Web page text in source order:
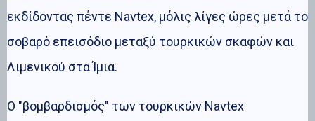
εκδίδοντας πέντε Navtex, μόλις λίγες ώρες μετά το
σοβαρό επεισόδιο μεταξύ τουρκικών σκαφών και
Λιμενικού στα Ίμια.
Ο "βομβαρδισμός" των τουρκικών Navtex